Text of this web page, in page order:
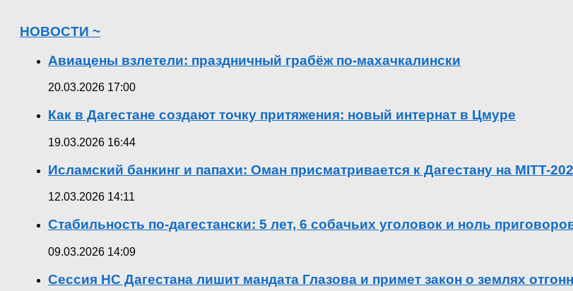
НОВОСТИ ~
Авиацены взлетели: праздничный грабёж по-махачкалински
20.03.2026 17:00
Как в Дагестане создают точку притяжения: новый интернат в Цмуре
19.03.2026 16:44
Исламский банкинг и папахи: Оман присматривается к Дагестану на MITT-
12.03.2026 14:11
Стабильность по-дагестански: 5 лет, 6 собачьих уголовок и ноль
09.03.2026 14:09
Сессия НС Дагестана лишит мандата Глазова и примет закон о землях